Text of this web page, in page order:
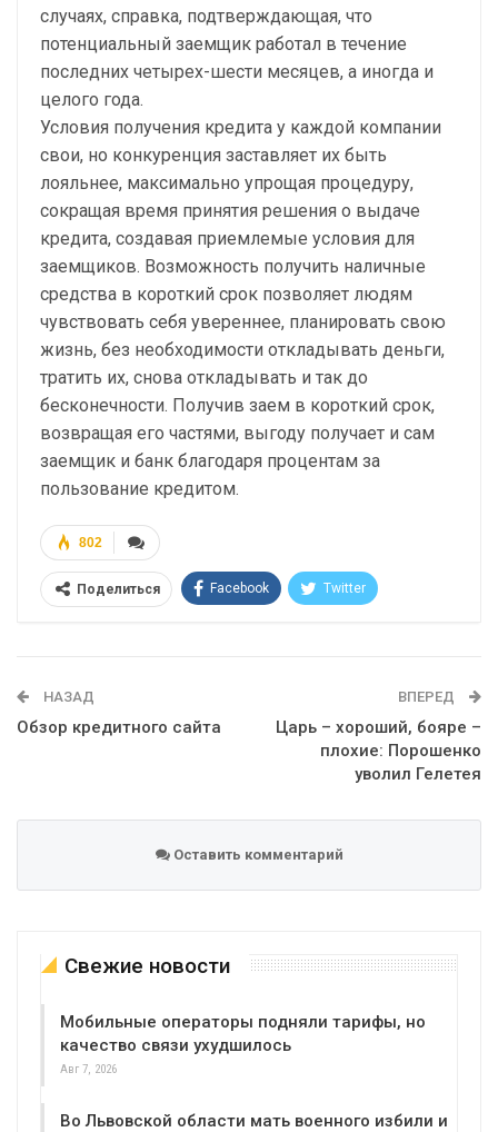
случаях, справка, подтверждающая, что
потенциальный заемщик работал в течение
последних четырех-шести месяцев, а иногда и
целого года.
Условия получения кредита у каждой компании
свои, но конкуренция заставляет их быть
лояльнее, максимально упрощая процедуру,
сокращая время принятия решения о выдаче
кредита, создавая приемлемые условия для
заемщиков. Возможность получить наличные
средства в короткий срок позволяет людям
чувствовать себя увереннее, планировать свою
жизнь, без необходимости откладывать деньги,
тратить их, снова откладывать и так до
бесконечности. Получив заем в короткий срок,
возвращая его частями, выгоду получает и сам
заемщик и банк благодаря процентам за
пользование кредитом.
802
Поделиться Facebook Twitter
НАЗАД
Обзор кредитного сайта
ВПЕРЕД
Царь – хороший, бояре –
плохие: Порошенко
уволил Гелетея
Оставить комментарий
Свежие новости
Мобильные операторы подняли тарифы, но
качество связи ухудшилось
Авг 7, 2026
Во Львовской области мать военного избили и